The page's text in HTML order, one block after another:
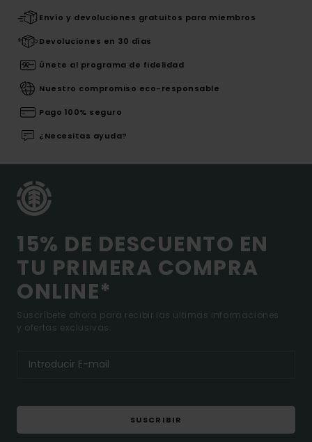
Envío y devoluciones gratuitos para miembros
Devoluciones en 30 días
Únete al programa de fidelidad
Nuestro compromiso eco-responsable
Pago 100% seguro
¿Necesitas ayuda?
15% DE DESCUENTO EN
TU PRIMERA COMPRA
ONLINE*
Suscríbete ahora para recibir las ultimas informaciones
y ofertas exclusivas.
SUSCRIBIR